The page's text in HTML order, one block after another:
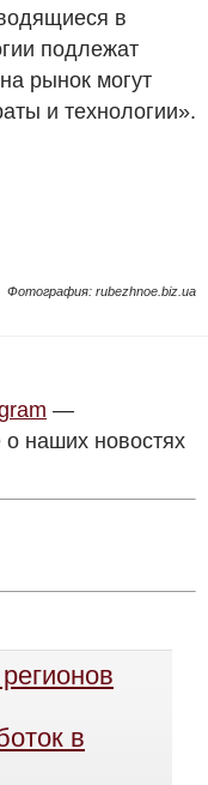
в
подлежат
рынок могут
и технологии».
Фотография: rubezhnoe.biz.ua
—
наших новостях
в